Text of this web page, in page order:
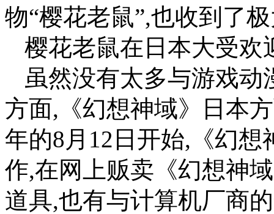
物“樱花老鼠”,也收到了
樱花老鼠在日本大受欢
虽然没有太多与游戏
方面,《幻想神域》日本
年的8月12日开始,《幻
作,在网上贩卖《幻想神
道具,也有与计算机厂商